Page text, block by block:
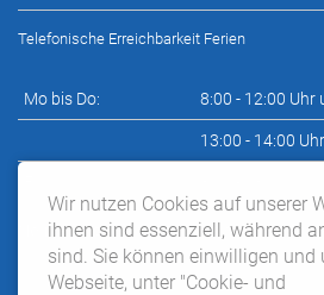
Telefonische Erreichbarkeit Ferien
Mo bis Do: 8:00 - 12:00 Uhr
13:00 - 14:00 Uhr
Neupatientensprechstunde nach
Wir nutzen Cookies auf unserer
ihnen sind essenziell, während
sind. Sie können einwilligen und
Webseite, unter "Cookie- und